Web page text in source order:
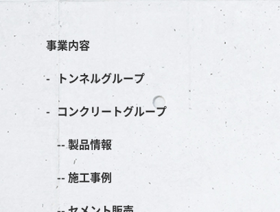
事業内容
トンネルグループ
コンクリートグループ
製品情報
施工事例